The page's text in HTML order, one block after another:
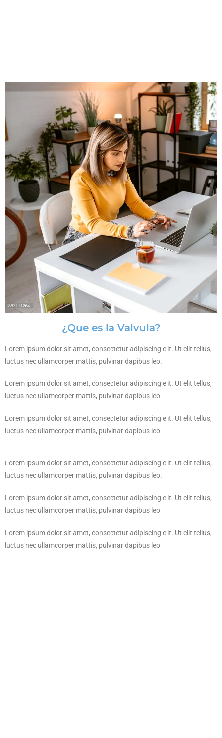
¿Que es la Valvula?
Lorem ipsum dolor sit amet, consectetur adipiscing elit. Ut elit tellus,
luctus nec ullamcorper mattis, pulvinar dapibus leo.
Lorem ipsum dolor sit amet, consectetur adipiscing elit. Ut elit tellus,
luctus nec ullamcorper mattis, pulvinar dapibus leo
Lorem ipsum dolor sit amet, consectetur adipiscing elit. Ut elit tellus,
luctus nec ullamcorper mattis, pulvinar dapibus leo
Lorem ipsum dolor sit amet, consectetur adipiscing elit. Ut elit tellus,
luctus nec ullamcorper mattis, pulvinar dapibus leo.
Lorem ipsum dolor sit amet, consectetur adipiscing elit. Ut elit tellus,
luctus nec ullamcorper mattis, pulvinar dapibus leo
Lorem ipsum dolor sit amet, consectetur adipiscing elit. Ut elit tellus,
luctus nec ullamcorper mattis, pulvinar dapibus leo